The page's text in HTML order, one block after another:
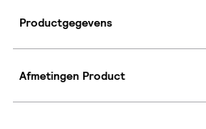
Productgegevens
Afmetingen Product